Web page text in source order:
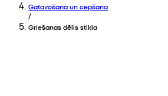
Gatavošana un cepšana
/
Griešanas dēlis stikla